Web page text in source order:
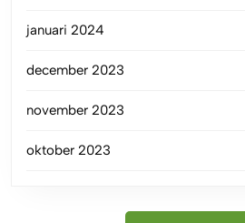
januari 2024
december 2023
november 2023
oktober 2023